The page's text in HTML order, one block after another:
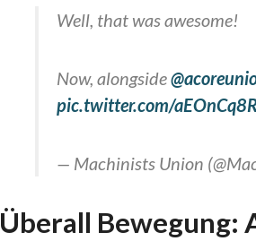
Well, that was awesome!
Now, alongside
pic.twitter.com/
— Machinists Union
Überall Bewegung: